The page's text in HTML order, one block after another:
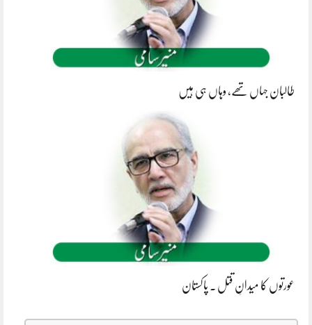
طالبان جہاں تھے، وہاں ہی ہیں
عورتوں کا میدانِ قتل ۔ پاکستان